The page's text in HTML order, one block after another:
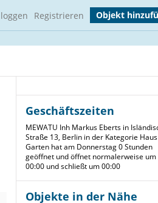
Registrieren Objekt
Geschäftszeiten
MEWATU Inh Markus Eberts in
Straße 13, Berlin in der Kategorie
Garten hat am Donnerstag 0 Stunden
geöffnet und öffnet normalerweise um
00:00 und schließt um 00:00
Objekte in der Nähe